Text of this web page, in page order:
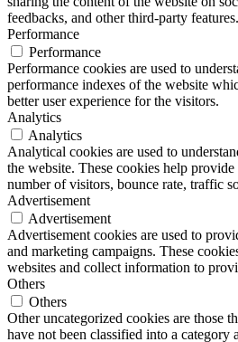
feedbacks, and other third-party features.
Performance
Performance
Performance cookies are used to
performance indexes of the website
better user experience for the visitors.
Analytics
Analytics
Analytical cookies are used to
the website. These cookies help
number of visitors, bounce rate, traffic
Advertisement
Advertisement
Advertisement cookies are used to
and marketing campaigns. These
websites and collect information to
Others
Others
Other uncategorized cookies are those
have not been classified into a category